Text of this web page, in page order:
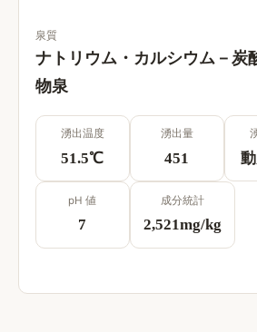
泉質
ナトリウム・カルシウム－炭
物泉
湧出温度
51.5℃
湧出量
451
pH 値
7
成分統計
2,521mg/kg